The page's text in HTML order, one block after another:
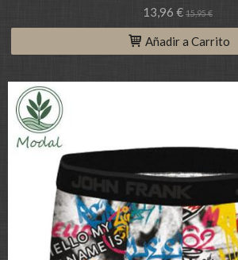
13,96 € 15,95 €
Añadir a Carrito